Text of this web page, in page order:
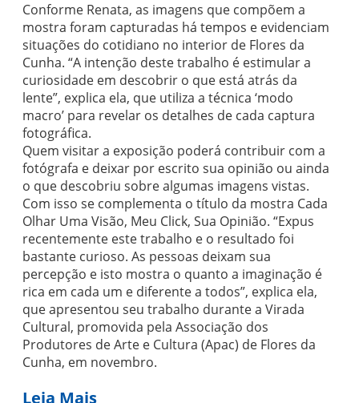
Conforme Renata, as imagens que compõem a
mostra foram capturadas há tempos e evidenciam
situações do cotidiano no interior de Flores da
Cunha. “A intenção deste trabalho é estimular a
curiosidade em descobrir o que está atrás da
lente”, explica ela, que utiliza a técnica ‘modo
macro’ para revelar os detalhes de cada captura
fotográfica.
Quem visitar a exposição poderá contribuir com a
fotógrafa e deixar por escrito sua opinião ou ainda
o que descobriu sobre algumas imagens vistas.
Com isso se complementa o título da mostra Cada
Olhar Uma Visão, Meu Click, Sua Opinião. “Expus
recentemente este trabalho e o resultado foi
bastante curioso. As pessoas deixam sua
percepção e isto mostra o quanto a imaginação é
rica em cada um e diferente a todos”, explica ela,
que apresentou seu trabalho durante a Virada
Cultural, promovida pela Associação dos
Produtores de Arte e Cultura (Apac) de Flores da
Cunha, em novembro.
Leia Mais